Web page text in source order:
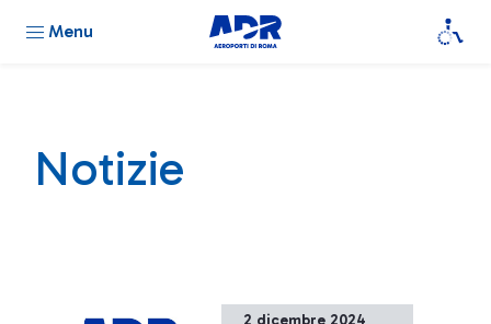
Menu
Notizie
2 dicembre 2024